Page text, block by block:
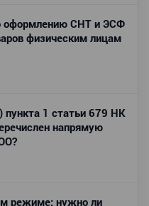
оформлению СНТ и ЭСФ
физическим лицам
пункта 1 статьи 679 НК
напрямую
режиме: нужно ли